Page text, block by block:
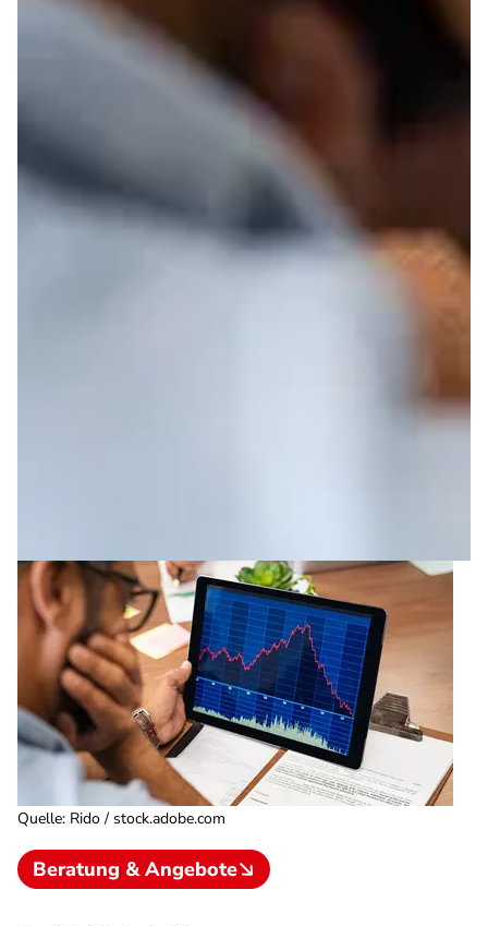
Quelle: Rido / stock.adobe.com
Beratung & Angebote